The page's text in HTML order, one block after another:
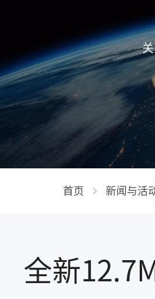
首页 新闻与活
全新